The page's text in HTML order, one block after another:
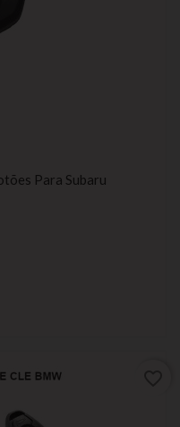
Para Subaru